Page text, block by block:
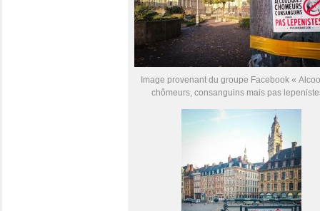
Image provenant du groupe Facebook «
chômeurs, consanguins mais pas